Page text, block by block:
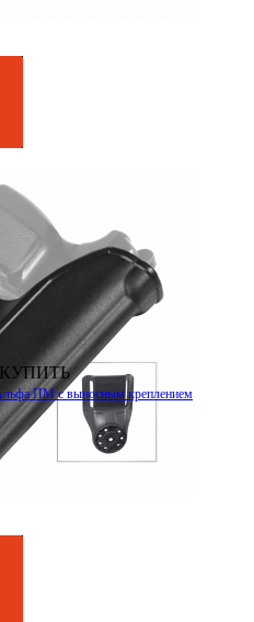
КУПИТЬ
ПМ с выносным креплением